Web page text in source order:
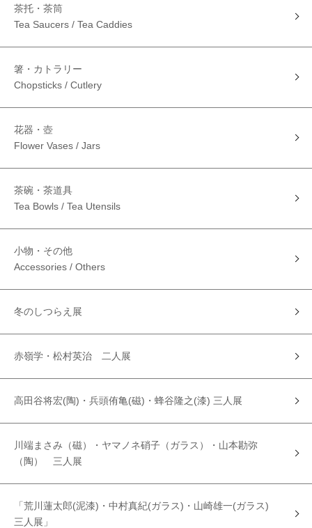
茶托・茶筒
Tea Saucers / Tea Caddies
箸・カトラリー
Chopsticks / Cutlery
花器・壺
Flower Vases / Jars
茶碗・茶道具
Tea Bowls / Tea Utensils
小物・その他
Accessories / Others
冬のしつらえ展
赤嶺学・松村英治 二人展
高田谷将宏(陶)・兵頭侑亀(磁)・蜂谷隆之(漆) 三人展
川端まさみ（磁）・ヤマノネ硝子（ガラス）・山本勘弥
（陶） 三人展
「荒川蓮太郎(泥漆)・中村真紀(ガラス)・山崎雄一(ガラス)
三人展」